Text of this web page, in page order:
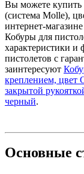
Вы можете купить
(система Molle),
интернет-
Кобуры для
характеристики
пистолетов с
заинтересуют
креплением, цвет
закрытой
черный.
Основные